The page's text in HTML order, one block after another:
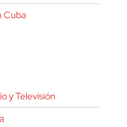
Cuba
y Televisión